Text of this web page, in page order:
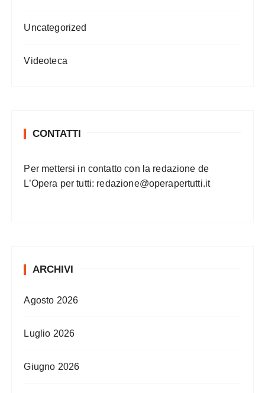
Uncategorized
Videoteca
CONTATTI
Per mettersi in contatto con la redazione de
L’Opera per tutti: redazione@operapertutti.it
ARCHIVI
Agosto 2026
Luglio 2026
Giugno 2026